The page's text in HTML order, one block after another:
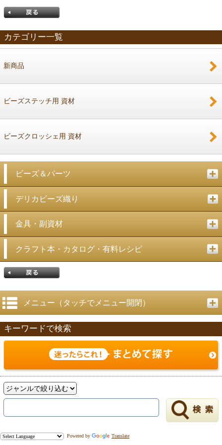
カテゴリー一覧
新商品
ビーズステッチ用 資材
ビーズクロッシェ用 資材
ビーズ＆パーツ
デリカビーズ織り
金具・副資材
クラフト本・カタログ・有料レシピ
戻る
メニュー（タッチでメニュー開閉）
キーワードで検索
Powered by Translate